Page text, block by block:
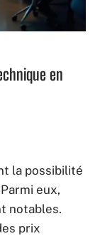
en
la possibilité
eux,
notables.
prix